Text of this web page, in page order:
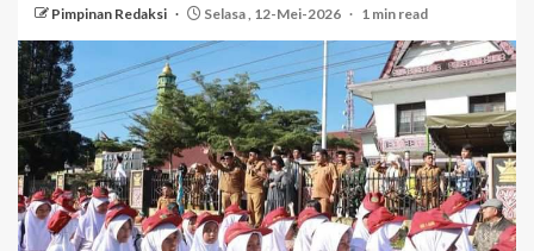
Pimpinan Redaksi Selasa , 12-Mei-2026 1 min read